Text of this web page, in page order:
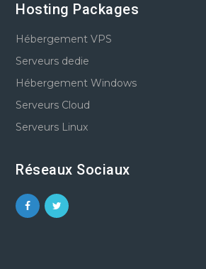
Hosting Packages
Hébergement VPS
Serveurs dedie
Hébergement Windows
Serveurs Cloud
Serveurs Linux
Réseaux Sociaux